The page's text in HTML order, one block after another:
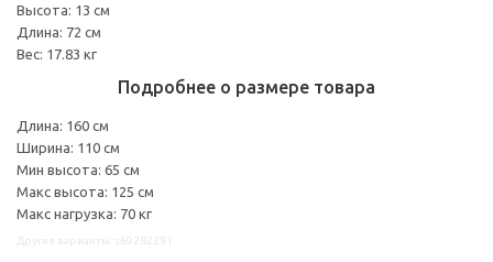
Высота: 13 см
Длина: 72 см
Вес: 17.83 кг
Подробнее о размере товара
Длина: 160 см
Ширина: 110 см
Мин высота: 65 см
Макс высота: 125 см
Макс нагрузка: 70 кг